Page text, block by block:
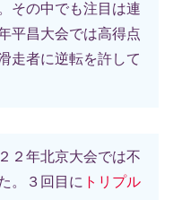
。その中でも注目は連
平昌大会では高得点
走者に逆転を許して
２年北京大会では不
。３回目に トリプル